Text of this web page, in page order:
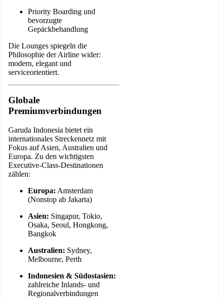
Priority Boarding und
bevorzugte
Gepäckbehandlung
Die Lounges spiegeln die
Philosophie der Airline wider:
modern, elegant und
serviceorientiert.
Globale
Premiumverbindungen
Garuda Indonesia bietet ein
internationales Streckennetz mit
Fokus auf Asien, Australien und
Europa. Zu den wichtigsten
Executive-Class-Destinationen
zählen:
Europa: Amsterdam
(Nonstop ab Jakarta)
Asien: Singapur, Tokio,
Osaka, Seoul, Hongkong,
Bangkok
Australien: Sydney,
Melbourne, Perth
Indonesien & Südostasien:
zahlreiche Inlands- und
Regionalverbindungen